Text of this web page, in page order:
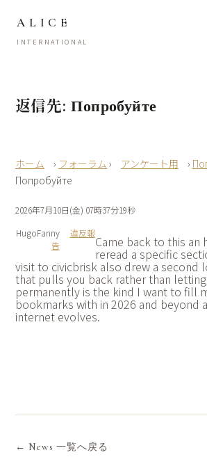
ALICE
INTERNATIONAL
返信先: Попробуйте
› フォーラム › アンケート用 ›
Попробуйте
2026年7月10日(金) 07時37分19秒
HugoFanny
違反報
告
Came back to this an
reread a specific
visit to civicbrisk also drew a second
that pulls you back rather than
permanently is the kind I want to fill
bookmarks with in 2026 and beyond
internet evolves.
← News 一覧へ戻る